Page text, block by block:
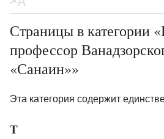
Страницы в категории
профессор
«Санаин»»
Эта категория содержит
Т